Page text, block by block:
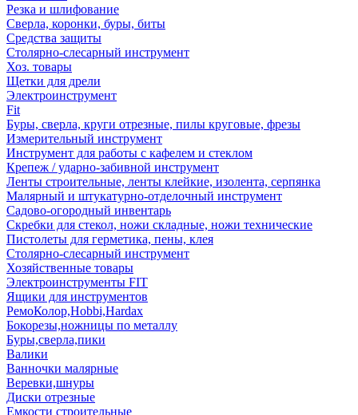
Резка и шлифование
Сверла, коронки, буры, биты
Средства защиты
Столярно-слесарный инструмент
Хоз. товары
Щетки для дрели
Электроинструмент
Fit
Буры, сверла, круги отрезные, пилы круговые, фрезы
Измерительный инструмент
Инструмент для работы с кафелем и стеклом
Крепеж / ударно-забивной инструмент
Ленты строительные, ленты клейкие, изолента, серпянка
Малярный и штукатурно-отделочный инструмент
Садово-огородный инвентарь
Скребки для стекол, ножи складные, ножи технические
Пистолеты для герметика, пены, клея
Столярно-слесарный инструмент
Хозяйственные товары
Электроинструменты FIT
Ящики для инструментов
РемоКолор,Hobbi,Hardax
Бокорезы,ножницы по металлу
Буры,сверла,пики
Валики
Ванночки малярные
Веревки,шнуры
Диски отрезные
Емкости строительные